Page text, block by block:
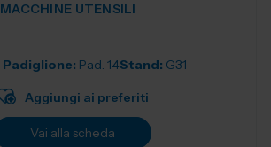
MACCHINE UTENSILI
Padiglione: Pad. 14Stand: G31
Aggiungi ai preferiti
Vai alla scheda